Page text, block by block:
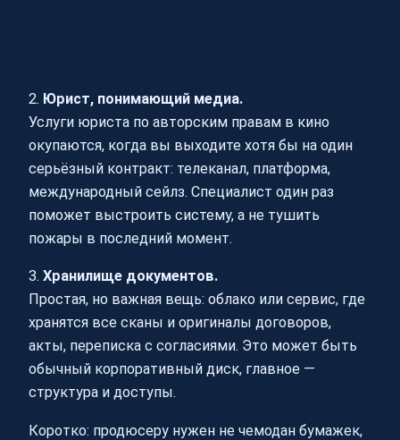
2. Юрист, понимающий медиа.
Услуги юриста по авторским правам в кино
окупаются, когда вы выходите хотя бы на один
серьёзный контракт: телеканал, платформа,
международный сейлз. Специалист один раз
поможет выстроить систему, а не тушить
пожары в последний момент.
3. Хранилище документов.
Простая, но важная вещь: облако или сервис, где
хранятся все сканы и оригиналы договоров,
акты, переписка с согласиями. Это может быть
обычный корпоративный диск, главное —
структура и доступы.
Коротко: продюсеру нужен не чемодан бумажек,